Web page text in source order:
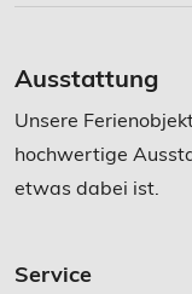
Ausstattung
Unsere
hochwertige
etwas dabei ist.
Service